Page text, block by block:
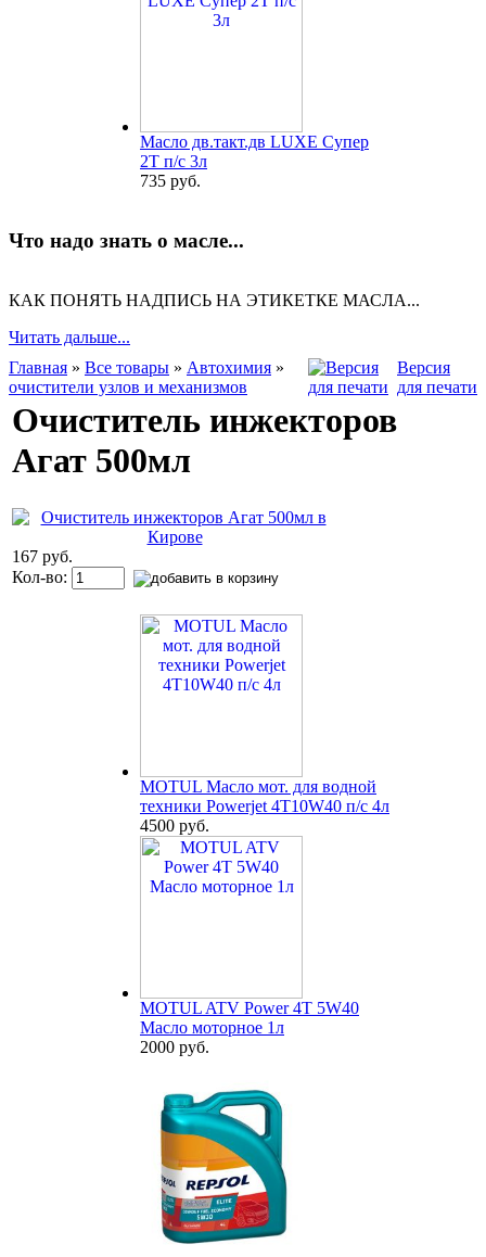
Масло дв.такт.дв LUXE Супер
2Т п/с 3л
735 руб.
Что надо знать о масле...
КАК ПОНЯТЬ НАДПИСЬ НА ЭТИКЕТКЕ МАСЛА...
Читать дальше...
Главная » Все товары » Автохимия »
очистители узлов и механизмов
Версия
для печати
Очиститель инжекторов
Агат 500мл
167 руб.
Кол-во:
MOTUL Масло мот. для водной
техники Powerjet 4T10W40 п/с 4л
4500 руб.
MOTUL ATV Power 4T 5W40
Масло моторное 1л
2000 руб.